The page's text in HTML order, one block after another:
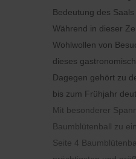
Bedeutung des
Während in dieser
Wohlwollen von
dieses
Dagegen gehört zu
bis zum Frühjahr
Mit besonderer
Baumblütenball zu
Seite 4